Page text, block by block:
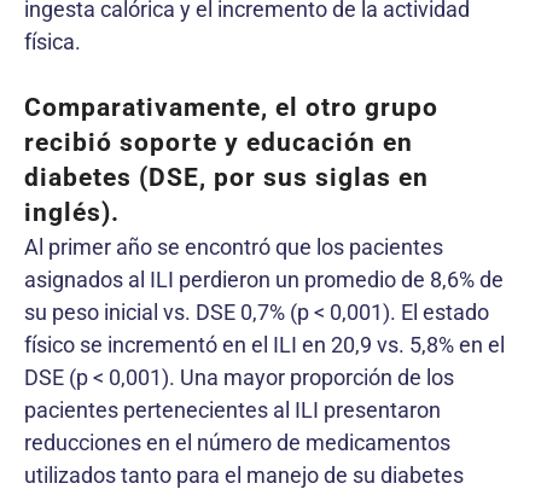
ingesta calórica y el incremento de la actividad
física.
Comparativamente, el otro grupo
recibió soporte y educación en
diabetes (DSE, por sus siglas en
inglés).
Al primer año se encontró que los pacientes
asignados al ILI perdieron un promedio de 8,6% de
su peso inicial vs. DSE 0,7% (p < 0,001). El estado
físico se incrementó en el ILI en 20,9 vs. 5,8% en el
DSE (p < 0,001). Una mayor proporción de los
pacientes pertenecientes al ILI presentaron
reducciones en el número de medicamentos
utilizados tanto para el manejo de su diabetes